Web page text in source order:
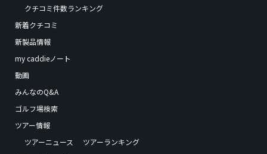
クチコミ件数ランキング
新着クチコミ
新製品情報
my caddieノート
動画
みんなのQ&A
ゴルフ場検索
ツアー情報
ツアーニュース
ツアーランキング